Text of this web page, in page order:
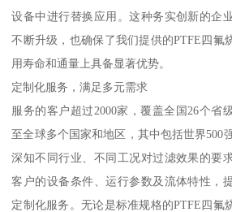
设备中进行替换应用。这种务实创新的企
不断升级，也确保了我们提供的PTFE四氟
用寿命和通量上具备显著优势。
定制化服务，满足多元需求
服务的客户超过2000家，覆盖全国26个省
至全球多个国家和地区，其中包括世界500
深知不同行业、不同工况对过滤效果的要
客户的设备条件、运行参数及流体特性，
定制化服务。无论是标准规格的PTFE四氟